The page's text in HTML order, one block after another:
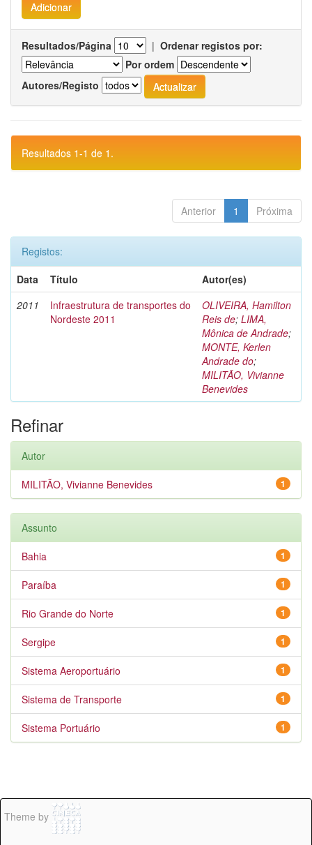
Resultados/Página | Ordenar registos por:
Por ordem
Autores/Registo
Resultados 1-1 de 1.
Anterior 1 Próxima
Registos:
Data
Título
Autor(es)
2011
Infraestrutura de transportes do
Nordeste 2011
OLIVEIRA, Hamilton
Reis de; LIMA,
Mônica de Andrade;
MONTE, Kerlen
Andrade do;
MILITÃO, Vivianne
Benevides
Refinar
Autor
1
MILITÃO, Vivianne Benevides
Assunto
1
Bahia
1
Paraíba
1
Rio Grande do Norte
1
Sergipe
1
Sistema Aeroportuário
1
Sistema de Transporte
1
Sistema Portuário
Theme by